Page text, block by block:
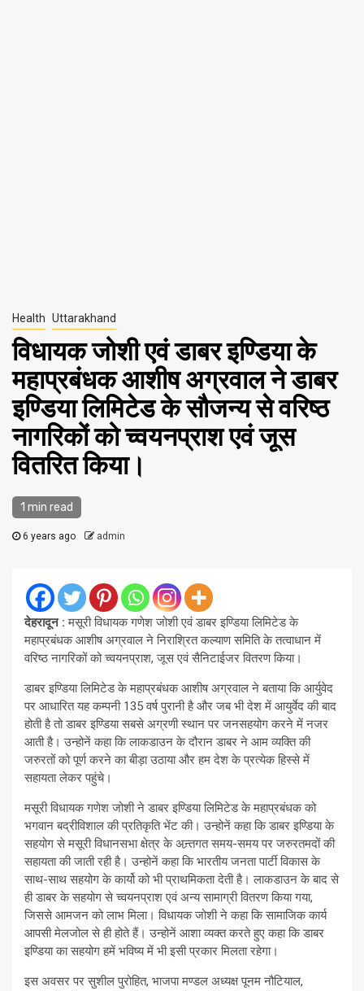
Health Uttarakhand
विधायक जोशी एवं डाबर इण्डिया के
महाप्रबंधक आशीष अग्रवाल ने डाबर
इण्डिया लिमिटेड के सौजन्य से वरिष्ठ
नागरिकों को च्वयनप्राश एवं जूस
वितरित किया।
1 min read
6 years ago admin
देहरादून : मसूरी विधायक गणेश जोशी एवं डाबर इण्डिया लिमिटेड के
महाप्रबंधक आशीष अग्रवाल ने निराश्रित कल्याण समिति के तत्वाधान में
वरिष्ठ नागरिकों को च्वयनप्राश, जूस एवं सैनिटाईजर वितरण किया।
डाबर इण्डिया लिमिटेड के महाप्रबंधक आशीष अग्रवाल ने बताया कि आर्युवेद
पर आधारित यह कम्पनी 135 वर्ष पुरानी है और जब भी देश में आयुर्वेद की बाद
होती है तो डाबर इण्डिया सबसे अग्रणी स्थान पर जनसहयोग करने में नजर
आती है। उन्होनें कहा कि लाकडाउन के दौरान डाबर ने आम व्यक्ति की
जरुरतों को पूर्ण करने का बीड़ा उठाया और हम देश के प्रत्येक हिस्से में
सहायता लेकर पहुंचे।
मसूरी विधायक गणेश जोशी ने डाबर इण्डिया लिमिटेड के महाप्रबंधक को
भगवान बद्रीविशाल की प्रतिकृति भेंट की। उन्होनें कहा कि डाबर इण्डिया के
सहयोग से मसूरी विधानसभा क्षेत्र के अन्र्तगत समय-समय पर जरुरतमदों की
सहायता की जाती रही है। उन्होनें कहा कि भारतीय जनता पार्टी विकास के
साथ-साथ सहयोग के कार्यो को भी प्राथमिकता देती है। लाकडाउन के बाद से
ही डाबर के सहयोग से च्वयनप्राश एवं अन्य सामाग्री वितरण किया गया,
जिससे आमजन को लाभ मिला। विधायक जोशी ने कहा कि सामाजिक कार्य
आपसी मेलजोल से ही होते हैं। उन्होनें आशा व्यक्त करते हुए कहा कि डाबर
इण्डिया का सहयोग हमें भविष्य में भी इसी प्रकार मिलता रहेगा।
इस अवसर पर सुशील पुरोहित, भाजपा मण्डल अध्यक्ष पूनम नौटियाल,